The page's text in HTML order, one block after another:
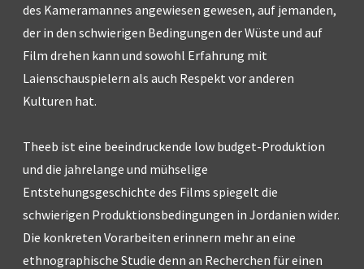
des Kameramannes angewiesen gewesen, auf jemanden,
der in den schwierigen Bedingungen der Wüste und auf
Film drehen kann und sowohl Erfahrung mit
Laienschauspielern als auch Respekt vor anderen
Kulturen hat.
Theeb ist eine beeindruckende low budget-Produktion
und die jahrelange und mühselige
Entstehungsgeschichte des Films spiegelt die
schwierigen Produktionsbedingungen in Jordanien wider.
Die konkreten Vorarbeiten erinnern mehr an eine
ethnographische Studie denn an Recherchen für einen